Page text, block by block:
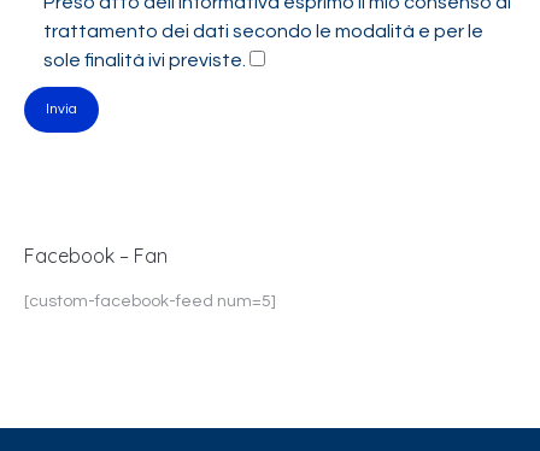
trattamento dei dati secondo le modalità e per le
sole finalità ivi previste.
Facebook – Fan
[custom-facebook-feed num=5]